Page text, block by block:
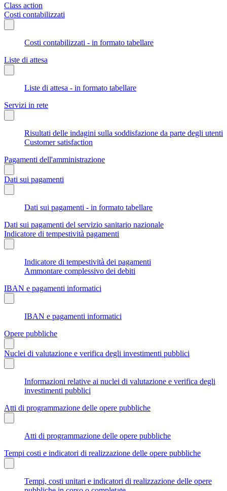
Class action
Costi contabilizzati
Costi contabilizzati - in formato tabellare
Liste di attesa
Liste di attesa - in formato tabellare
Servizi in rete
Risultati delle indagini sulla soddisfazione da parte degli utenti
Customer satisfaction
Pagamenti dell'amministrazione
Dati sui pagamenti
Dati sui pagamenti - in formato tabellare
Dati sui pagamenti del servizio sanitario nazionale
Indicatore di tempestività pagamenti
Indicatore di tempestività dei pagamenti
Ammontare complessivo dei debiti
IBAN e pagamenti informatici
IBAN e pagamenti informatici
Opere pubbliche
Nuclei di valutazione e verifica degli investimenti pubblici
Informazioni relative ai nuclei di valutazione e verifica degli
investimenti pubblici
Atti di programmazione delle opere pubbliche
Atti di programmazione delle opere pubbliche
Tempi costi e indicatori di realizzazione delle opere pubbliche
Tempi, costi unitari e indicatori di realizzazione delle opere